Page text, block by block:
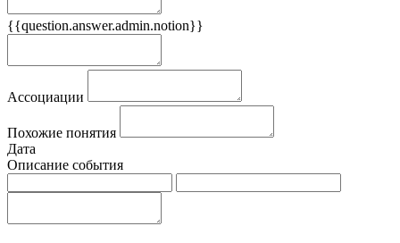
{{question.answer.admin.notion}}
Ассоциации
Похожие понятия
Дата
Описание события